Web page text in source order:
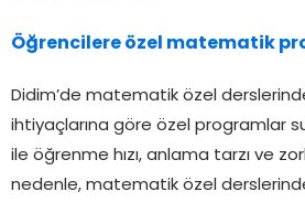
Öğrencilere özel matematik
Didim’de matematik özel
ihtiyaçlarına göre özel programlar
ile öğrenme hızı, anlama tarzı ve
nedenle, matematik özel